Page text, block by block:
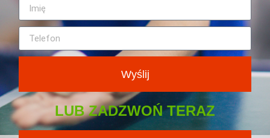
Wyślij
LUB ZADZWOŃ TERAZ